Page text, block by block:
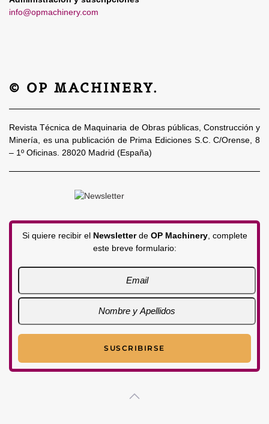
info@opmachinery.com
© OP MACHINERY.
Revista Técnica de Maquinaria de Obras públicas, Construcción y
Minería, es una publicación de Prima Ediciones S.C. C/Orense, 8
– 1º Oficinas. 28020 Madrid (España)
Si quiere recibir el Newsletterde OP Machinery, complete
este breve formulario: